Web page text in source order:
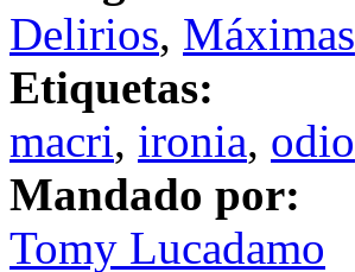
Delirios, Máximas
Etiquetas:
macri, ironia, odio
Mandado por:
Tomy Lucadamo